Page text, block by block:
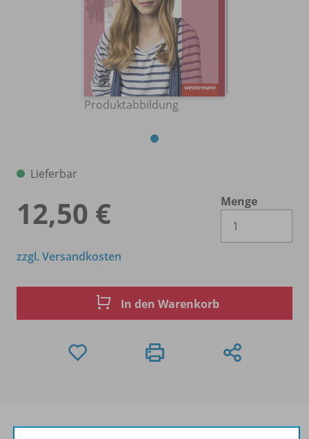
Produktabbildung
Lieferbar
12,50 €
Menge
zzgl. Versandkosten
In den Warenkorb